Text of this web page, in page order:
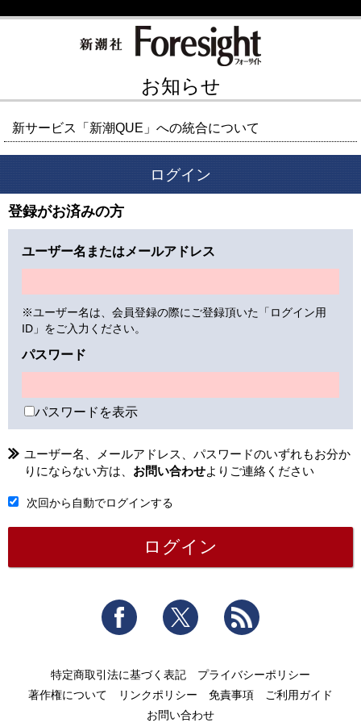
お知らせ
新サービス「新潮QUE」への統合について
ログイン
登録がお済みの方
ユーザー名またはメールアドレス
※ユーザー名は、会員登録の際にご登録頂いた「ログイン用
ID」をご入力ください。
パスワード
パスワードを表示
ユーザー名、メールアドレス、パスワードのいずれもお分か
りにならない方は、 お問い合わせよりご連絡ください
次回から自動でログインする
Facebook Twitter
特定商取引法に基づく表記
プライバシーポリシー
著作権について
リンクポリシー 免責事項
ご利用ガイド
お問い合わせ